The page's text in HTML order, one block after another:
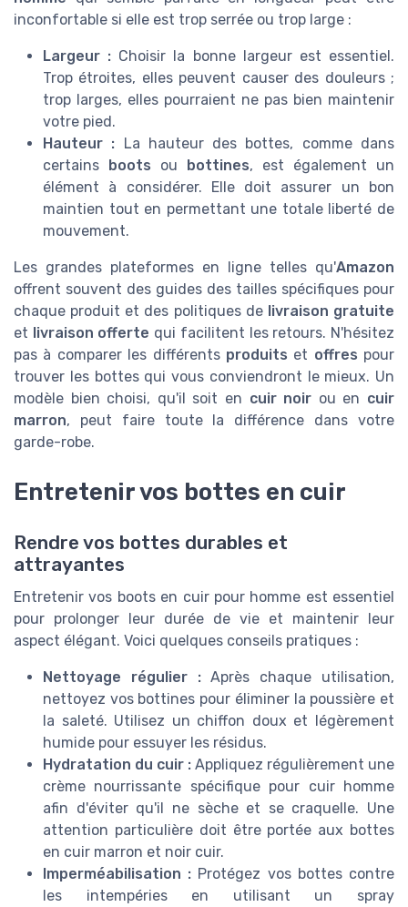
inconfortable si elle est trop serrée ou trop large :
Largeur : Choisir la bonne largeur est essentiel.
Trop étroites, elles peuvent causer des douleurs ;
trop larges, elles pourraient ne pas bien maintenir
votre pied.
Hauteur : La hauteur des bottes, comme dans
certains
boots ou bottines, est également un
élément à considérer. Elle doit assurer un bon
maintien tout en permettant une totale liberté de
mouvement.
Les grandes plateformes en ligne telles qu'Amazon
offrent souvent des guides des tailles spécifiques pour
chaque produit et des politiques de livraison gratuite
et livraison offerte qui facilitent les retours. N'hésitez
pas à comparer les différents produits et offres pour
trouver les bottes qui vous conviendront le mieux. Un
modèle bien choisi, qu'il soit en cuir noir ou en cuir
marron, peut faire toute la différence dans votre
garde-robe.
Entretenir vos bottes en cuir
Rendre vos bottes durables et
attrayantes
Entretenir vos boots en cuir pour homme est essentiel
pour prolonger leur durée de vie et maintenir leur
aspect élégant. Voici quelques conseils pratiques :
Nettoyage régulier :Après chaque utilisation,
nettoyez vos bottines pour éliminer la poussière et
la saleté. Utilisez un chiffon doux et légèrement
humide pour essuyer les résidus.
Hydratation du cuir : Appliquez régulièrement une
crème nourrissante spécifique pour cuir homme
afin d'éviter qu'il ne sèche et se craquelle. Une
attention particulière doit être portée aux bottes
en cuir marron et noir cuir.
Imperméabilisation : Protégez vos bottes contre
les intempéries en utilisant un spray